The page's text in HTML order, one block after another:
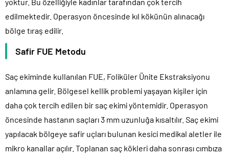
edilmektedir. Operasyon öncesinde kıl kökünün alınacağı
bölge tıraş edilir.
Safir FUE Metodu
Saç ekiminde kullanılan FUE, Foliküler Ünite Ekstraksiyonu
anlamına gelir. Bölgesel kellik problemi yaşayan kişiler için
daha çok tercih edilen bir saç ekimi yöntemidir. Operasyon
öncesinde hastanın saçları 3 mm uzunluğa kısaltılır. Saç ekimi
yapılacak bölgeye safir uçları bulunan kesici medikal aletler ile
mikro kanallar açılır. Toplanan saç kökleri daha sonrası cımbıza